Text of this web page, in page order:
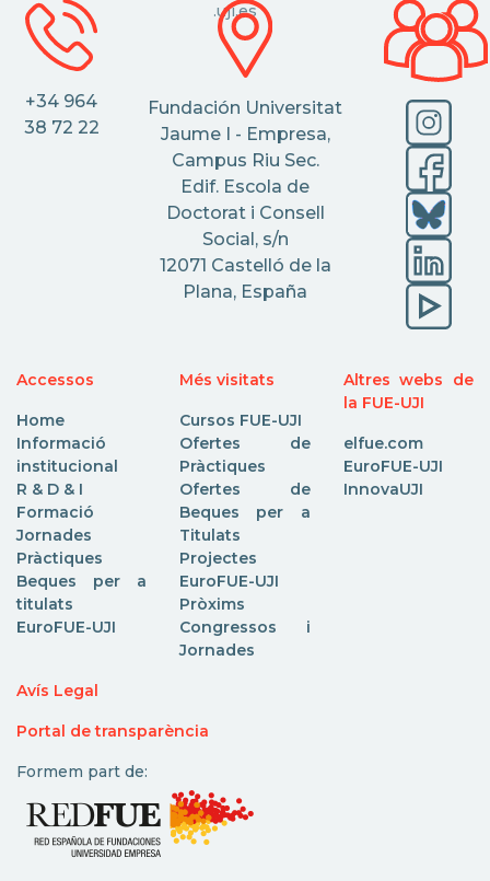
.uji.es
+34 964
38 72 22
Fundación Universitat
Jaume I - Empresa,
Campus Riu Sec.
Edif. Escola de
Doctorat i Consell
Social, s/n
12071 Castelló de la
Plana, España
Accessos
Home
Informació
institucional
R & D & I
Formació
Jornades
Pràctiques
Beques per a
titulats
EuroFUE-UJI
Més visitats
Cursos FUE-UJI
Ofertes de
Pràctiques
Ofertes de
Beques per a
Titulats
Projectes
EuroFUE-UJI
Pròxims
Congressos i
Jornades
Altres webs de
la FUE-UJI
elfue.com
EuroFUE-UJI
InnovaUJI
Avís Legal
Portal de transparència
Formem part de: